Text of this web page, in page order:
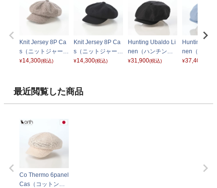
Knit Jersey 8P Ca
s（ニットジャージ
ー キャス） ベージ
¥14,300(税込)
Knit Jersey 8P Ca
s（ニットジャージ
ー キャス） ブラッ
¥14,300(税込)
Hunting Ubaldo Li
nen（ハンチング
ウバルド リネン）
¥31,900(税込)
Hunting
nen（ハンチ
チェーザレ
¥37,400
最近閲覧した商品
Co Thermo 6panel
Cas（コットンサ